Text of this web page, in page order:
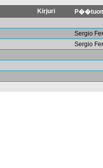
Kirjuri
Sergio
Sergio